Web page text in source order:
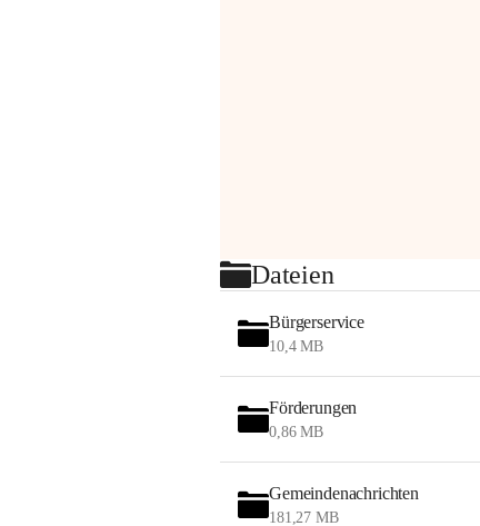
Dateien
Bürgerservice
10,4 MB
Förderungen
0,86 MB
Gemeindenachrichten
181,27 MB